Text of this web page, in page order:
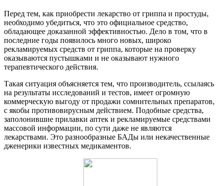
Перед тем, как приобрести лекарство от гриппа и простуды,
необходимо убедиться, что это официальное средство,
обладающее доказанной эффективностью. Дело в том, что в
последние годы появилось много новых, широко
рекламируемых средств от гриппа, которые на проверку
оказываются пустышками и не оказывают нужного
терапевтического действия.
Такая ситуация объясняется тем, что производитель, ссылаясь
на результаты исследований и тестов, имеет огромную
коммерческую выгоду от продажи сомнительных препаратов,
с якобы противовирусным действием. Подобные средства,
заполонившие прилавки аптек и рекламируемые средствами
массовой информации, по сути даже не являются
лекарствами. Это разнообразные БАДы или некачественные
дженерики известных медикаментов.